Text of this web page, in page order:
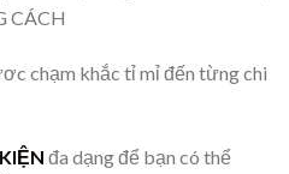
CÁCH
chạm khắc tỉ mỉ đến từng chi
đa dạng để bạn có thể